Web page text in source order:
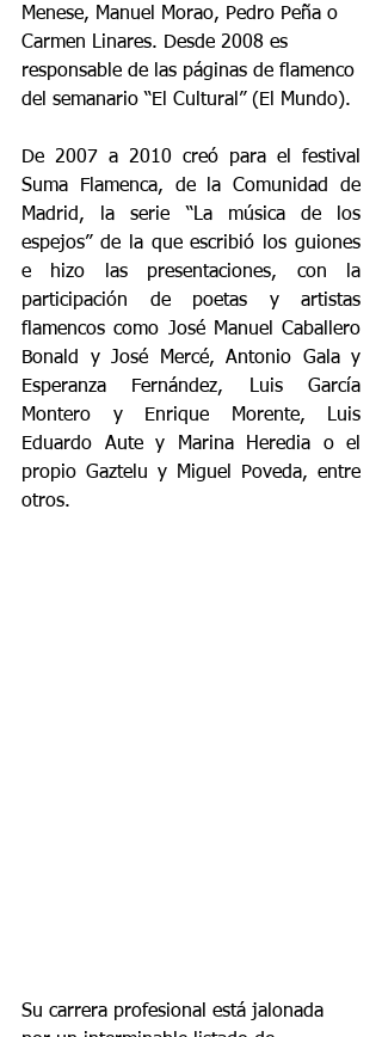
Menese, Manuel Morao, Pedro Peña o
Carmen Linares. Desde 2008 es
responsable de las páginas de flamenco
del semanario “El Cultural” (El Mundo).
De 2007 a 2010 creó para el festival
Suma Flamenca, de la Comunidad de
Madrid, la serie “La música de los
espejos” de la que escribió los guiones
e hizo las presentaciones, con la
participación de poetas y artistas
flamencos como José Manuel Caballero
Bonald y José Mercé, Antonio Gala y
Esperanza Fernández, Luis García
Montero y Enrique Morente, Luis
Eduardo Aute y Marina Heredia o el
propio Gaztelu y Miguel Poveda, entre
otros.
Su carrera profesional está jalonada